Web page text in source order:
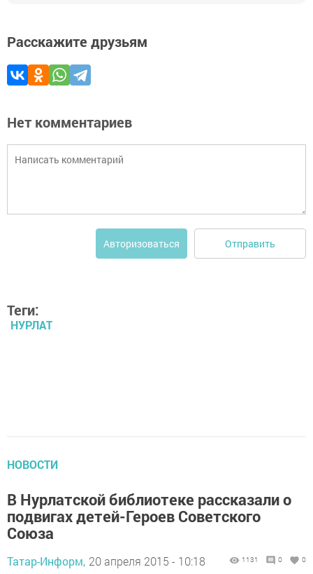
Расскажите друзьям
Нет комментариев
Авторизоваться Отправить
Теги:
НУРЛАТ
НОВОСТИ
В Нурлатской библиотеке рассказали о
подвигах детей-Героев Советского
Союза
Татар-Информ, 20 апреля 2015 - 10:18 1131 0 0